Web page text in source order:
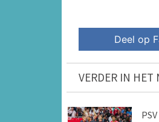
Deel op
VERDER IN HET